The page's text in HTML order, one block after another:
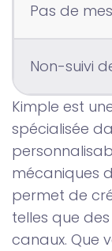
Pas de
Non-suivi
Kimple est
spécialisée
mécaniques
permet de
telles que
canaux. Que